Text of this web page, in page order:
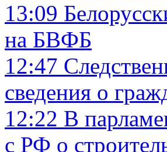
13:09
на БВФБ
12:47
сведения о
12:22 В
с РФ о